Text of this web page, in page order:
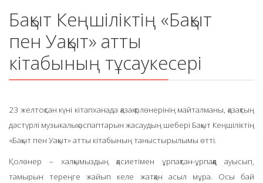
Бақыт Кеңшіліктің «Бақыт
пен Уақыт» атты
кітабының тұсаукесері
23 желтоқсан күні кітапханада қазақ қолөнерінің майталманы, қазақтың
дәстүрлі музыкалық аспаптарын жасаудың шебері Бақыт Кеңшіліктің
«Бақыт пен Уақыт» атты кітабының таныстырылымы өтті.
Қолөнер – халқымыздың қасиетімен ұрпақтан-ұрпаққа ауысып,
тамырын тереңге жайып келе жатқан асыл мұра. Осы бай